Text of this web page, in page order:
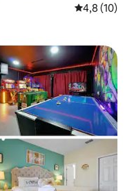
Średnia
4,8 (10)